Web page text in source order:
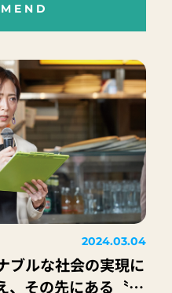
2024.03.04
ブルな社会の実現に
、その先にある〝ワ